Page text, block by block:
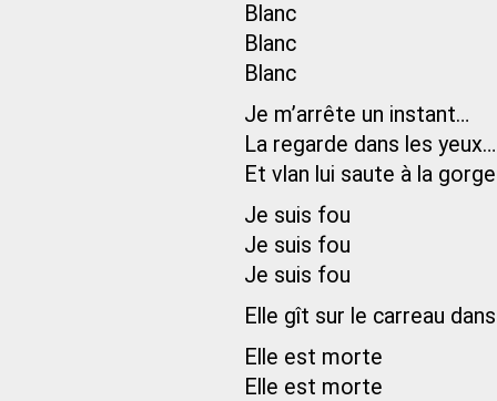
Blanc
Blanc
Blanc
Je m’arrête un instant…
La regarde dans les yeux…
Et vlan lui saute à la
Je suis fou
Je suis fou
Je suis fou
Elle gît sur le carreau
Elle est morte
Elle est morte